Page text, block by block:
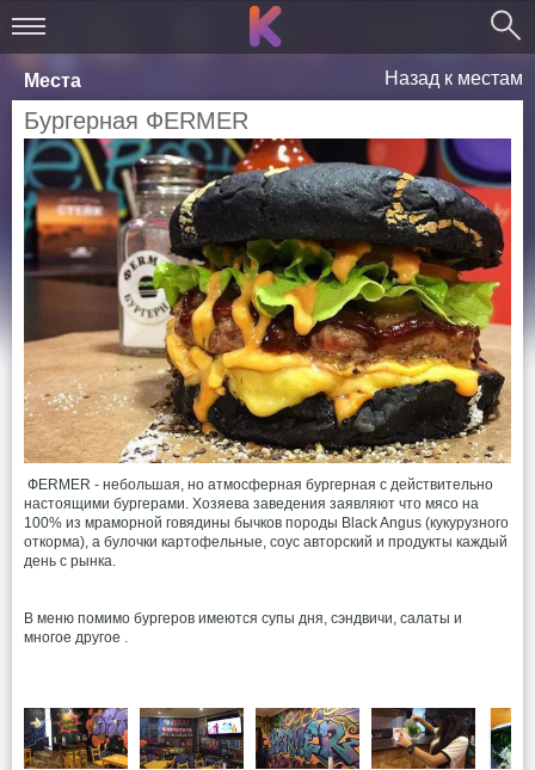
Места Назад к местам
Бургерная ФЕRMER
ФЕRMER - небольшая, но атмосферная бургерная с действительно
настоящими бургерами. Хозяева заведения заявляют что мясо на
100% из мраморной говядины бычков породы Black Angus (кукурузного
откорма), а булочки картофельные, соус авторский и продукты каждый
день с рынка.
В меню помимо бургеров имеются супы дня, сэндвичи, салаты и
многое другое .